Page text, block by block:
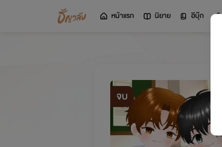
หน้าแรก นิยาย อีบุ๊ก
จบ